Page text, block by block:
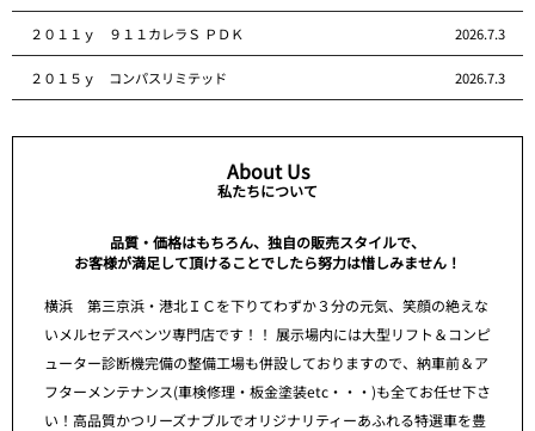
２０１１ｙ ９１１カレラＳ ＰＤＫ 2026.7.3
２０１５ｙ コンパスリミテッド 2026.7.3
About Us
私たちについて
品質・価格はもちろん、独自の販売スタイルで、
お客様が満足して頂けることでしたら努力は惜しみません！
横浜 第三京浜・港北ＩＣを下りてわずか３分の元気、笑顔の絶えな
いメルセデスベンツ専門店です！！ 展示場内には大型リフト＆コンピ
ューター診断機完備の整備工場も併設しておりますので、納車前＆ア
フターメンテナンス(車検修理・板金塗装etc・・・)も全てお任せ下さ
い！高品質かつリーズナブルでオリジナリティーあふれる特選車を豊